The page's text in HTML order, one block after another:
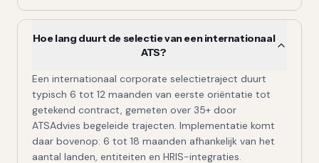
Hoe lang duurt de selectie van een internationaal
ATS?
Een internationaal corporate selectietraject duurt
typisch 6 tot 12 maanden van eerste oriëntatie tot
getekend contract, gemeten over 35+ door
ATSAdvies begeleide trajecten. Implementatie komt
daar bovenop: 6 tot 18 maanden afhankelijk van het
aantal landen, entiteiten en HRIS-integraties.